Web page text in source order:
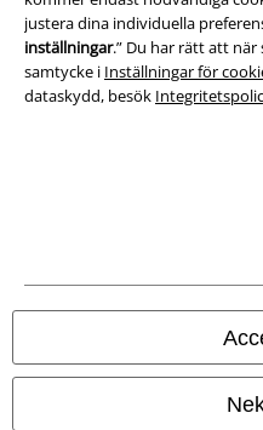
justera dina individuella
inställningar.” Du har rätt att
samtycke i Inställningar för
dataskydd, besök
Avfallshantering och miljöskydd
Försäkran om
Alla priser inkl. moms.
© 1986-2026 E.M.P.